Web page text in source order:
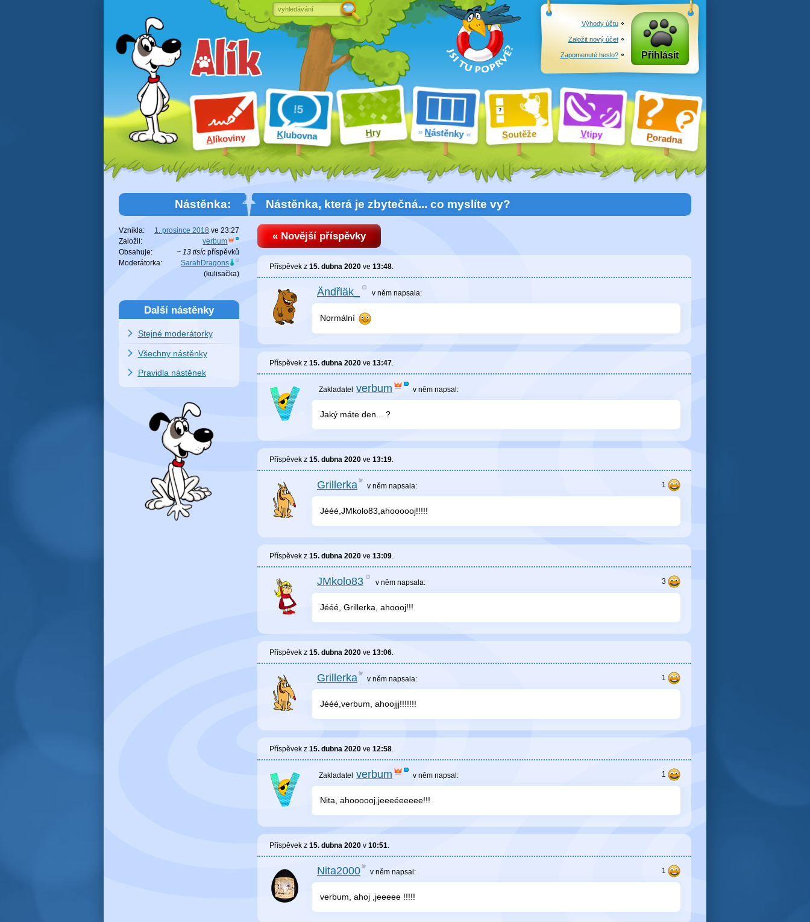
Alíkoviny Klubovna Hry Nástěnky Soutěže Vtipy Poradna
Výhody účtu
Založit nový účet
Zapomenuté heslo? Přihlásit
Nástěnka, která je zbytečná... co myslíte vy?
« Novější příspěvky
Příspěvek z 15. dubna 2020 ve 13:48.
Ändřläk_ v němnapsala:
Normální
Příspěvek z 15. dubna 2020 ve 13:47.
verbum v něm napsal:
Jaký máte den... ?
Příspěvek z 15. dubna 2020 ve 13:19.
Grillerka v něm napsala:
Jééé,JMkolo83,ahoooooj!!!!!
Příspěvek z 15. dubna 2020 ve 13:09.
JMkolo83 v němnapsala:
Jééé, Grillerka, ahoooj!!!
Příspěvek z 15. dubna 2020 ve 13:06.
Grillerka v něm napsala:
Jééé,verbum, ahoojjj!!!!!!!
Příspěvek z 15. dubna 2020 ve 12:58.
verbum v něm napsal:
Nita, ahoooooj,jeeeéeeeee!!!
Příspěvek z 15. dubna 2020 v 10:51.
Nita2000 v něm napsal:
verbum, ahoj ,jeeeee !!!!!
Nástěnka:
Vznikla: 1. prosince 2018 ve 23:27
Založil:
verbum
Obsahuje:
~ 13 tisíc příspěvků
Moderátorka:
SarahDragons
(kulisačka)
Další nástěnky
Stejné moderátorky
Všechny nástěnky
Pravidla nástěnek